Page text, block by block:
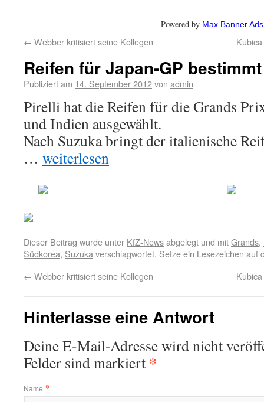
Powered by Max Banner Ads
← Webber kritisiert seine Kollegen
Reifen für Japan-GP bestimmt
Publiziert am 14. September 2012von admin
Pirelli hat die Reifen für die Grands
und Indien ausgewählt.
Nach Suzuka bringt der italienische
… weiterlesen
Dieser Beitrag wurde unter KfZ-Newsabgelegt und mitGrands,
Südkorea, Suzuka verschlagwortet. Setze ein Lesezeichen auf
← Webber kritisiert seine Kollegen
Hinterlasse eine Antwort
Deine E-Mail-Adresse wird nicht
Felder sind markiert *
Name *